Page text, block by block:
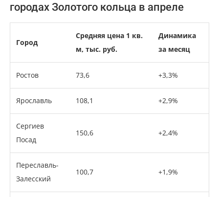
городах Золотого кольца в апреле
Город
Средняя цена 1 кв.
м, тыс. руб.
Динамика
за месяц
Ростов 73,6 +3,3%
Ярославль 108,1 +2,9%
Сергиев
Посад
150,6 +2,4%
Переславль-
Залесский
100,7 +1,9%